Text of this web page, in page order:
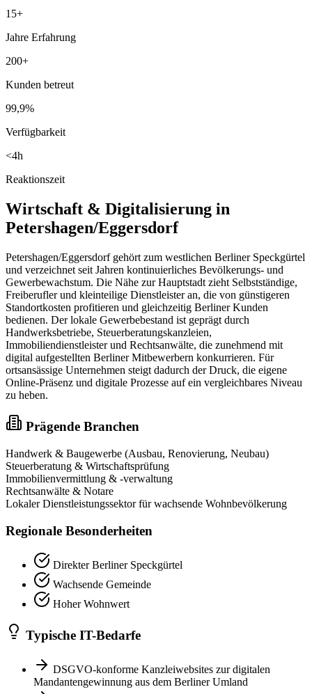
15+
Jahre Erfahrung
200+
Kunden betreut
99,9%
Verfügbarkeit
<4h
Reaktionszeit
Wirtschaft & Digitalisierung in
Petershagen/Eggersdorf
Petershagen/Eggersdorf gehört zum westlichen Berliner Speckgürtel
und verzeichnet seit Jahren kontinuierliches Bevölkerungs- und
Gewerbewachstum. Die Nähe zur Hauptstadt zieht Selbstständige,
Freiberufler und kleinteilige Dienstleister an, die von günstigeren
Standortkosten profitieren und gleichzeitig Berliner Kunden
bedienen. Der lokale Gewerbebestand ist geprägt durch
Handwerksbetriebe, Steuerberatungskanzleien,
Immobiliendienstleister und Rechtsanwälte, die zunehmend mit
digital aufgestellten Berliner Mitbewerbern konkurrieren. Für
ortsansässige Unternehmen steigt dadurch der Druck, die eigene
Online-Präsenz und digitale Prozesse auf ein vergleichbares Niveau
zu heben.
Prägende Branchen
Handwerk & Baugewerbe (Ausbau, Renovierung, Neubau)
Steuerberatung & Wirtschaftsprüfung
Immobilienvermittlung & -verwaltung
Rechtsanwälte & Notare
Lokaler Dienstleistungssektor für wachsende Wohnbevölkerung
Regionale Besonderheiten
Direkter Berliner Speckgürtel
Wachsende Gemeinde
Hoher Wohnwert
Typische IT-Bedarfe
DSGVO-konforme Kanzleiwebsites zur digitalen
Mandantengewinnung aus dem Berliner Umland